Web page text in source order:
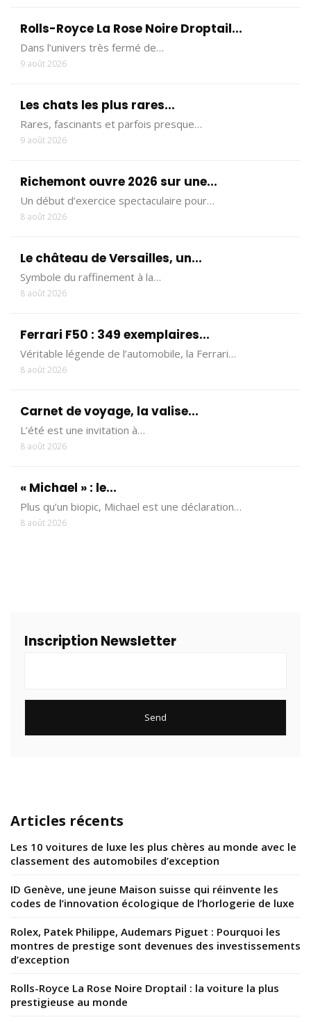
Rolls-Royce La Rose Noire Droptail...
Dans l’univers très fermé de…
9 août 2026
Les chats les plus rares...
Rares, fascinants et parfois presque…
9 août 2026
Richemont ouvre 2026 sur une...
Un début d’exercice spectaculaire pour…
8 août 2026
Le château de Versailles, un...
Symbole du raffinement à la…
8 août 2026
Ferrari F50 : 349 exemplaires...
Véritable légende de l’automobile, la Ferrari…
8 août 2026
Carnet de voyage, la valise...
L’été est une invitation à…
8 août 2026
« Michael » : le...
Plus qu’un biopic, Michael est une déclaration…
8 août 2026
Inscription Newsletter
Articles récents
Les 10 voitures de luxe les plus chères au monde avec le
classement des automobiles d’exception
ID Genève, une jeune Maison suisse qui réinvente les
codes de l’innovation écologique de l’horlogerie de luxe
Rolex, Patek Philippe, Audemars Piguet : Pourquoi les
montres de prestige sont devenues des investissements
d’exception
Rolls-Royce La Rose Noire Droptail : la voiture la plus
prestigieuse au monde